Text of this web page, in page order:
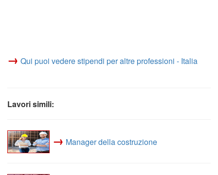
→ Qui puoi vedere stipendi per altre professioni - Italia
Lavori simili:
→ Manager della costruzione